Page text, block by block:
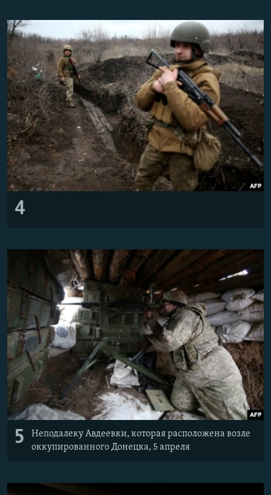
4
5
Неподалеку Авдеевки, которая расположена возле
оккупированного Донецка, 5 апреля